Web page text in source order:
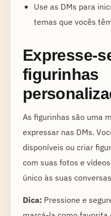
Use as DMs para
temas que vocês
Expresse-
figurinhas
As figurinhas são uma
expressar nas DMs.
disponíveis ou criar
com suas fotos e
único às suas
Dica: Pressione e